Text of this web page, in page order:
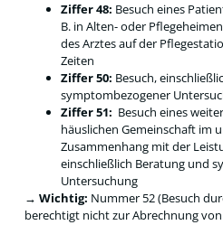
Ziffer 48: Besuch eines
B. in Alten- oder
des Arztes auf der
Zeiten
Ziffer 50: Besuch,
symptombezogener
Ziffer 51: Besuch eines
häuslichen Gemeinschaft im
Zusammenhang mit der
einschließlich Beratung und
Untersuchung
→ Wichtig: Nummer 52 (Besuch
berechtigt nicht zur Abrechnung